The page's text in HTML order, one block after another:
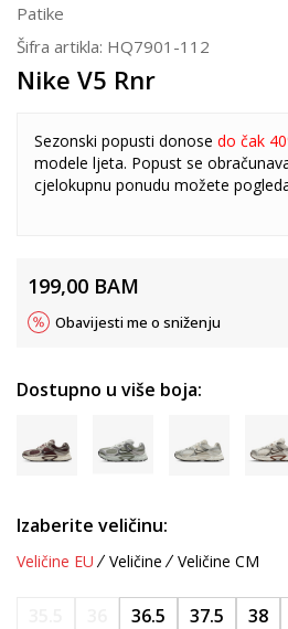
Patike
Šifra artikla: HQ7901-112
Nike V5 Rnr
Sezonski popusti donose do čak
modele ljeta. Popust se
cjelokupnu ponudu možete
199,00 BAM
Obavijesti me o sniženju
Dostupno u više boja:
Izaberite veličinu:
Veličine EU Veličine Veličine CM
36.5 37.5 38